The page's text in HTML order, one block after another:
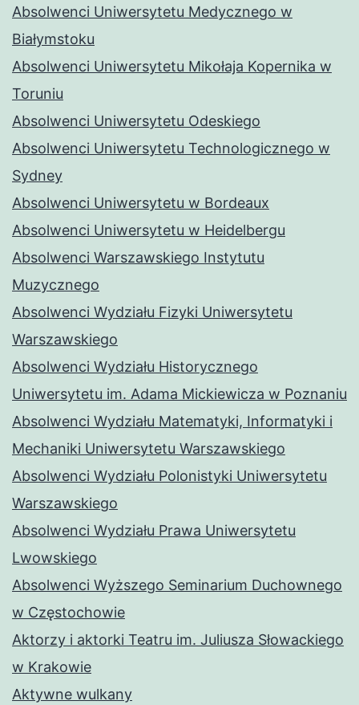
Absolwenci Uniwersytetu Medycznego w
Białymstoku
Absolwenci Uniwersytetu Mikołaja Kopernika w
Toruniu
Absolwenci Uniwersytetu Odeskiego
Absolwenci Uniwersytetu Technologicznego w
Sydney
Absolwenci Uniwersytetu w Bordeaux
Absolwenci Uniwersytetu w Heidelbergu
Absolwenci Warszawskiego Instytutu
Muzycznego
Absolwenci Wydziału Fizyki Uniwersytetu
Warszawskiego
Absolwenci Wydziału Historycznego
Uniwersytetu im. Adama Mickiewicza w Poznaniu
Absolwenci Wydziału Matematyki, Informatyki i
Mechaniki Uniwersytetu Warszawskiego
Absolwenci Wydziału Polonistyki Uniwersytetu
Warszawskiego
Absolwenci Wydziału Prawa Uniwersytetu
Lwowskiego
Absolwenci Wyższego Seminarium Duchownego
w Częstochowie
Aktorzy i aktorki Teatru im. Juliusza Słowackiego
w Krakowie
Aktywne wulkany